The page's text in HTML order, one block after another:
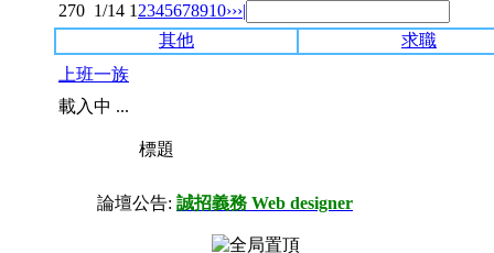
270 1/14 1 2345678910›››|
其他
求職
上班一族
載入中 ...
標題
論壇公告: 誠招義務 Web designer